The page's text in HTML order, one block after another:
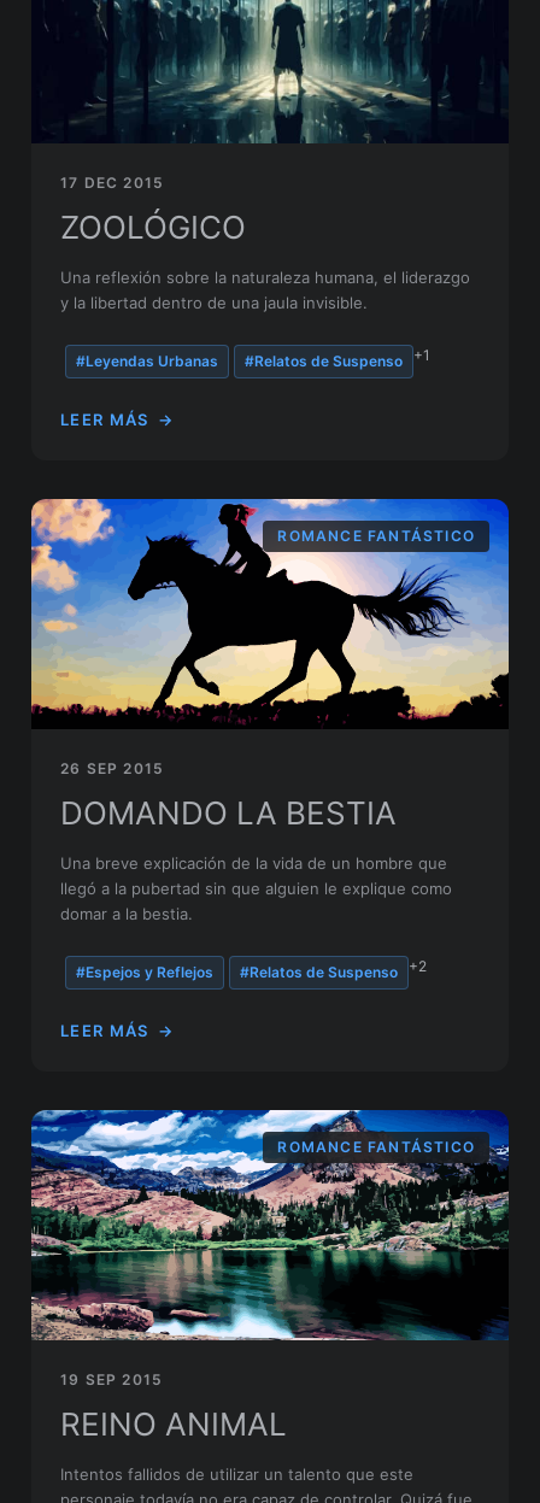
17 DEC 2015
ZOOLÓGICO
Una reflexión sobre la naturaleza humana, el liderazgo
y la libertad dentro de una jaula invisible.
#Leyendas Urbanas #Relatos de Suspenso +1
LEER MÁS →
ROMANCE FANTÁSTICO
26 SEP 2015
DOMANDO LA BESTIA
Una breve explicación de la vida de un hombre que
llegó a la pubertad sin que alguien le explique como
domar a la bestia.
#Espejos y Reflejos #Relatos de Suspenso +2
LEER MÁS →
ROMANCE FANTÁSTICO
19 SEP 2015
REINO ANIMAL
Intentos fallidos de utilizar un talento que este
personaje todavía no era capaz de controlar. Quizá fue